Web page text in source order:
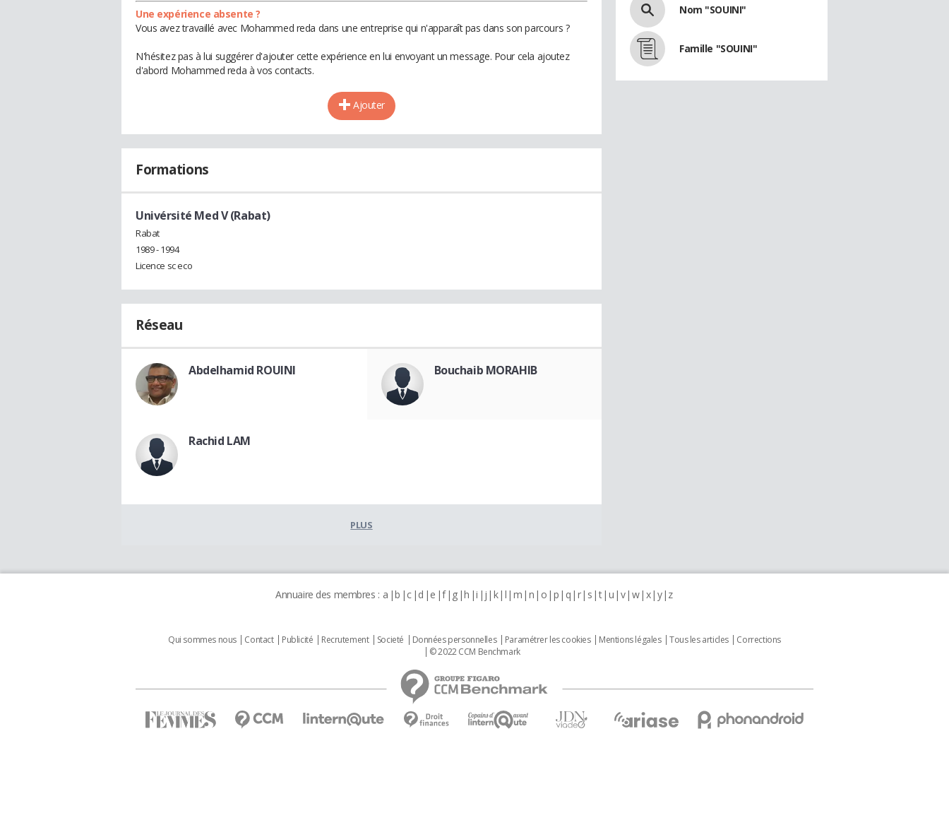
Une expérience absente ?
Vous avez travaillé avec Mohammed reda dans une entreprise qui n'apparaît pas dans son parcours ?
N'hésitez pas à lui suggérer d'ajouter cette expérience en lui envoyant un message. Pour cela ajoutez
d'abord Mohammed reda à vos contacts.
Ajouter
Formations
Univérsité Med V (Rabat)
Rabat
1989 - 1994
Licence sc eco
Réseau
Abdelhamid ROUINI Bouchaib MORAHIB
Rachid LAM
PLUS
Nom "SOUINI"
Famille "SOUINI"
Annuaire des membres : a b c d e f g h i j k l m n o p q r s t u v w x y z
Qui sommes nous Contact Publicité Recrutement Societé Données personnelles Paramétrer les cookies Mentions légales Tous les articles
Corrections
© 2022 CCM Benchmark